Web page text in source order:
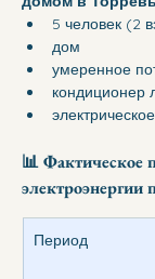
5 человек (2
дом
умеренное
кондиционер
📊 Фактическое
электроэнергии
Период